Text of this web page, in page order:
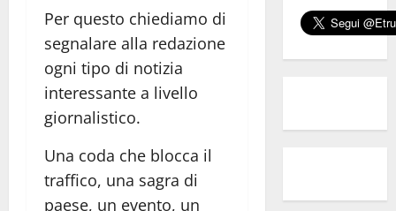
Per questo chiediamo di
segnalare alla redazione
ogni tipo di notizia
interessante a livello
giornalistico.
Una coda che blocca il
traffico, una sagra di
paese, un evento, un